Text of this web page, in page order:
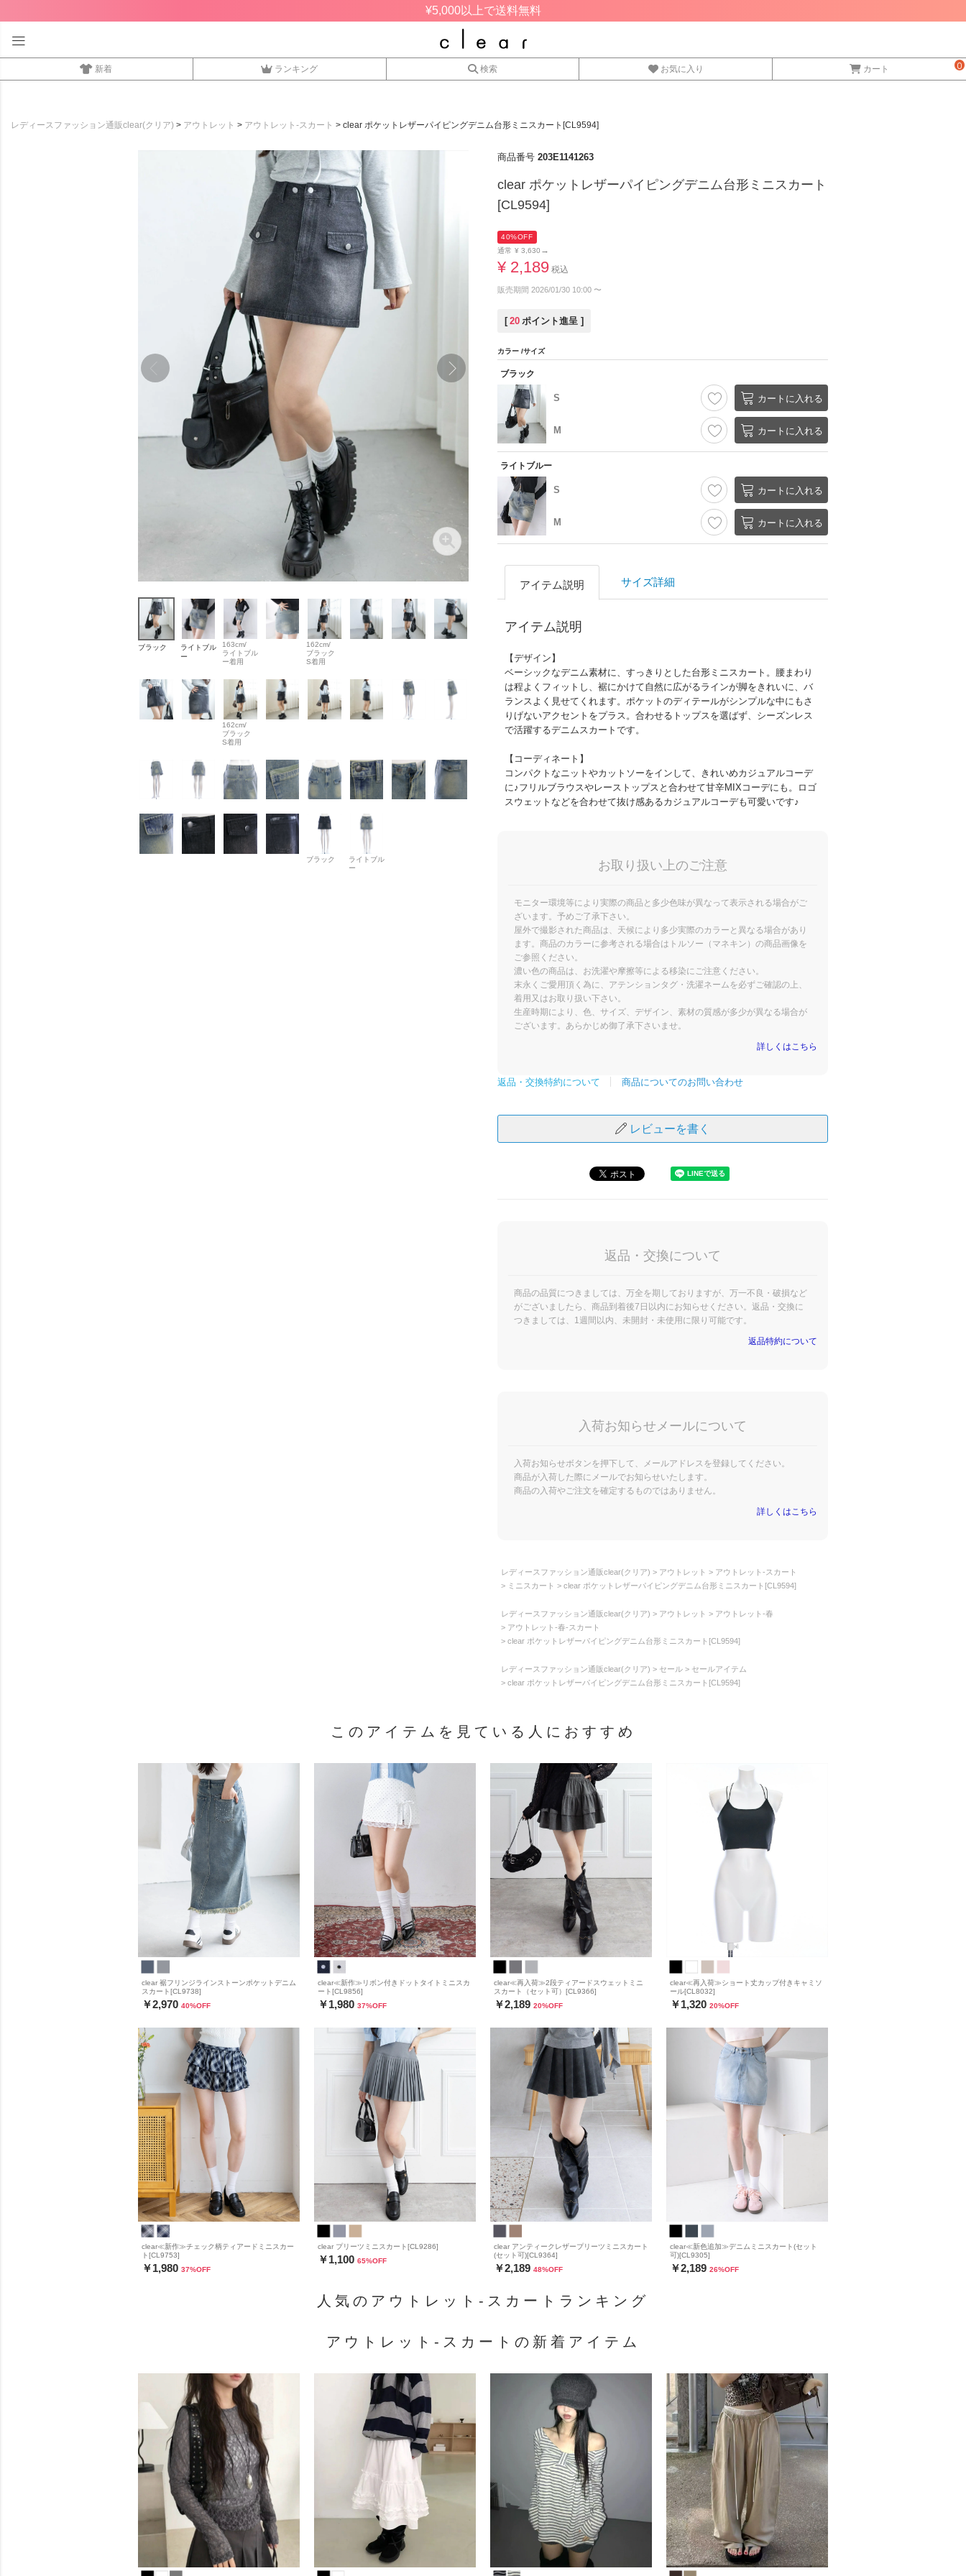
¥5,000以上で送料無料
新着 ランキング 検索 お気に入り カート 0
レディースファッション通販clear(クリア) アウトレット アウトレット-スカート clear ポケットレザーパイピングデニム台形ミニスカート[CL9594]
ブラック
ライトブル
ー
163cm/
ライトブル
ー着用
162cm/
ブラック
S着用
162cm/
ブラック
S着用
ブラック
ライトブル
ー
商品番号 203E1141263
clear ポケットレザーパイピングデニム台形ミニスカート
[CL9594]
40%OFF
通常 ¥ 3,630 →
¥ 2,189 税込
販売期間 2026/01/30 10:00 〜
[ 20 ポイント進呈 ]
カラー サイズ
ブラック
S カートに入れる
M カートに入れる
ライトブルー
S カートに入れる
M カートに入れる
アイテム説明 サイズ詳細
アイテム説明
【デザイン】
ベーシックなデニム素材に、すっきりとした台形ミニスカート。腰まわり
は程よくフィットし、裾にかけて自然に広がるラインが脚をきれいに、バ
ランスよく見せてくれます。ポケットのディテールがシンプルな中にもさ
りげないアクセントをプラス。合わせるトップスを選ばず、シーズンレス
で活躍するデニムスカートです。
【コーディネート】
コンパクトなニットやカットソーをインして、きれいめカジュアルコーデ
に♪フリルブラウスやレーストップスと合わせて甘辛MIXコーデにも。ロゴ
スウェットなどを合わせて抜け感あるカジュアルコーデも可愛いです♪
お取り扱い上のご注意
モニター環境等により実際の商品と多少色味が異なって表示される場合がご
ざいます。予めご了承下さい。
屋外で撮影された商品は、天候により多少実際のカラーと異なる場合があり
ます。商品のカラーに参考される場合はトルソー（マネキン）の商品画像を
ご参照ください。
濃い色の商品は、お洗濯や摩擦等による移染にご注意ください。
末永くご愛用頂く為に、アテンションタグ・洗濯ネームを必ずご確認の上、
着用又はお取り扱い下さい。
生産時期により、色、サイズ、デザイン、素材の質感が多少が異なる場合が
ございます。あらかじめ御了承下さいませ。
詳しくはこちら
返品・交換特約について 商品についてのお問い合わせ
レビューを書く
返品・交換について
商品の品質につきましては、万全を期しておりますが、万一不良・破損など
がございましたら、商品到着後7日以内にお知らせください。返品・交換に
つきましては、1週間以内、未開封・未使用に限り可能です。
返品特約について
入荷お知らせメールについて
入荷お知らせボタンを押下して、メールアドレスを登録してください。
商品が入荷した際にメールでお知らせいたします。
商品の入荷やご注文を確定するものではありません。
詳しくはこちら
レディースファッション通販clear(クリア) アウトレット
アウトレット-スカート
ミニスカート
clear ポケットレザーパイピングデニム台形ミニスカート[CL9594]
レディースファッション通販clear(クリア) アウトレット
アウトレット-春
アウトレット-春-スカート
clear ポケットレザーパイピングデニム台形ミニスカート[CL9594]
レディースファッション通販clear(クリア) セール
セールアイテム
clear ポケットレザーパイピングデニム台形ミニスカート[CL9594]
このアイテムを見ている人におすすめ
clear 裾フリンジラインストーンポケットデニム
スカート[CL9738]
￥2,970 40%OFF
clear≪新作≫リボン付きドットタイトミニスカ
ート[CL9856]
￥1,980 37%OFF
clear≪再入荷≫2段ティアードスウェットミニ
スカート（セット可）[CL9366]
￥2,189 20%OFF
clear≪再入荷≫ショート丈カップ付きキャミソ
ール[CL8032]
￥1,320 20%OFF
clear≪新作≫チェック柄ティアードミニスカー
ト[CL9753]
￥1,980 37%OFF
clear プリーツミニスカート[CL9286]
￥1,100 65%OFF
clear アンティークレザープリーツミニスカート
(セット可)[CL9364]
￥2,189 48%OFF
clear≪新色追加≫デニムミニスカート(セット
可)[CL9305]
￥2,189 26%OFF
人気のアウトレット-スカートランキング
アウトレット-スカートの新着アイテム